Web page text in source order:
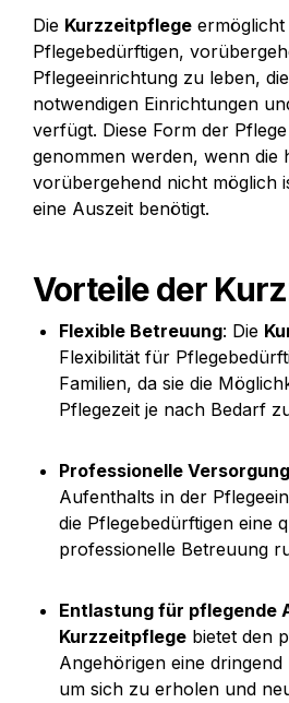
Die Kurzzeitpflege ermöglicht
Pflegebedürftigen,
Pflegeeinrichtung zu leben,
notwendigen Einrichtungen
verfügt. Diese Form der
genommen werden, wenn die
vorübergehend nicht möglich
eine Auszeit benötigt.
Vorteile der
Flexible Betreuung: Die
Flexibilität für
Familien, da sie die
Pflegezeit je nach Bedarf
Professionelle Versorgung
Aufenthalts in der
die Pflegebedürftigen eine
professionelle Betreuung
Entlastung für pflegende
Kurzzeitpflege bietet den
Angehörigen eine
um sich zu erholen und